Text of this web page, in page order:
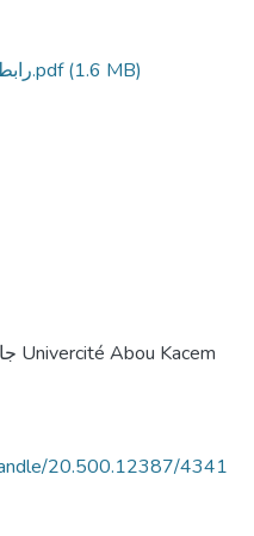
رابط-مستخرج-مطبوعة قيادة تنظيمية.pdf(1.6 MB)
20.500.12387/4341